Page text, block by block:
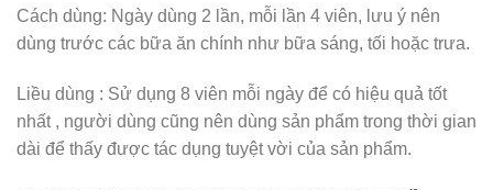
Cách dùng: Ngày dùng 2 lần, mỗi lần 4 viên, lưu ý nên
dùng trước các bữa ăn chính như bữa sáng, tối hoặc trưa.
Liều dùng : Sử dụng 8 viên mỗi ngày để có hiệu quả tốt
nhất , người dùng cũng nên dùng sản phẩm trong thời gian
dài để thấy được tác dụng tuyệt vời của sản phẩm.